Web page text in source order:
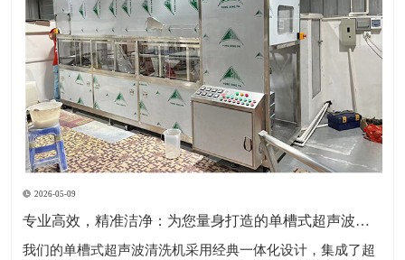
2026-05-09
专业高效，精准洁净：为您量身打造的单槽式超声波清洗解决方案
​我们的单槽式超声波清洗机采用经典一体化设计，集成了超